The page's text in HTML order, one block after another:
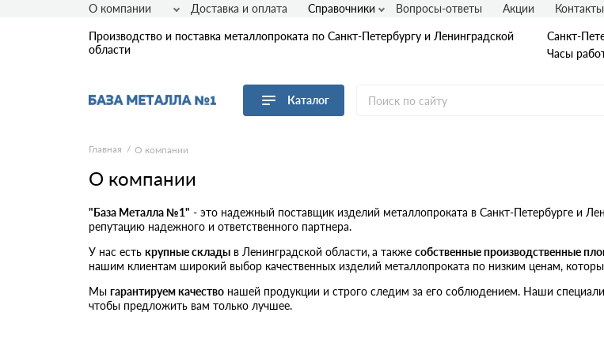
Производство и поставка металлопроката по Санкт-Петербургу и Ленинградской
области
Санкт-
Часы
Каталог
Перейти в каталог
Арматура
Трубы
Сортовой прокат
Оцинкованный прокат
А240С
Ст3
A400
25Г2С
А500С
В500С
О компании Доставка и оплата Справочники Вопросы-ответы Акции Контакты
Главная О компании
О компании
"База Металла №1" - это надежный поставщик изделий металлопроката в Санкт-Петербурге и
репутацию надежного и ответственного партнера.
У нас есть крупные склады в Ленинградской области,а также собственные производственные
нашим клиентам широкий выбор качественных изделий металлопроката по низким ценам,
Мы гарантируем качество нашей продукции и строго следим за его соблюдением. Наши
чтобы предложить вам только лучшее.